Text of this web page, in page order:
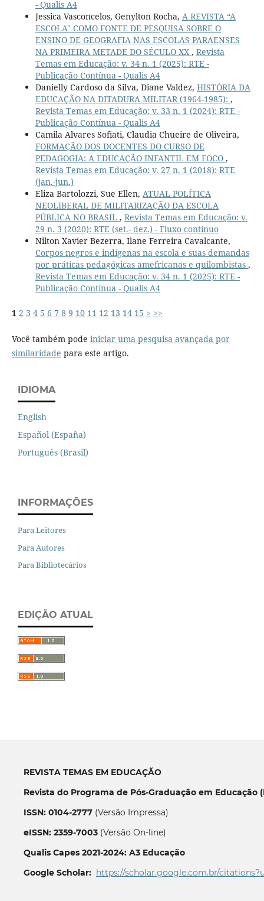
- Qualis A4
Jessica Vasconcelos, Genylton Rocha, A REVISTA “A
ESCOLA" COMO FONTE DE PESQUISA SOBRE O
ENSINO DE GEOGRAFIA NAS ESCOLAS PARAENSES
NA PRIMEIRA METADE DO SÉCULO XX , Revista
Temas em Educação: v. 34 n. 1 (2025): RTE -
Publicação Contínua - Qualis A4
Danielly Cardoso da Silva, Diane Valdez, HISTÓRIA DA
EDUCAÇÃO NA DITADURA MILITAR (1964-1985): ,
Revista Temas em Educação: v. 33 n. 1 (2024): RTE -
Publicação Contínua - Qualis A4
Camila Alvares Sofiati, Claudia Chueire de Oliveira,
FORMAÇÃO DOS DOCENTES DO CURSO DE
PEDAGOGIA: A EDUCAÇÃO INFANTIL EM FOCO ,
Revista Temas em Educação: v. 27 n. 1 (2018): RTE
(jan.-jun.)
Eliza Bartolozzi, Sue Ellen, ATUAL POLÍTICA
NEOLIBERAL DE MILITARIZAÇÃO DA ESCOLA
PÚBLICA NO BRASIL , Revista Temas em Educação: v.
29 n. 3 (2020): RTE (set.- dez.) - Fluxo contínuo
Nilton Xavier Bezerra, Ilane Ferreira Cavalcante,
Corpos negros e indígenas na escola e suas demandas
por práticas pedagógicas amefricanas e quilombistas ,
Revista Temas em Educação: v. 34 n. 1 (2025): RTE -
Publicação Contínua - Qualis A4
1 2 3 4 5 6 7 8 9 10 11 12 13 14 15 > >>
Você também pode iniciar uma pesquisa avançada por
similaridade para este artigo.
IDIOMA
English
Español (España)
Português (Brasil)
INFORMAÇÕES
Para Leitores
Para Autores
Para Bibliotecários
EDIÇÃO ATUAL
REVISTA TEMAS EM EDUCAÇÃO
Revista do Programa de Pós-Graduação em Educação
ISSN: 0104-2777(Versão Impressa)
eISSN: 2359-7003(Versão On-line)
Qualis Capes 2021-2024: A3 Educação
Google Scholar: https://scholar.google.com.br/